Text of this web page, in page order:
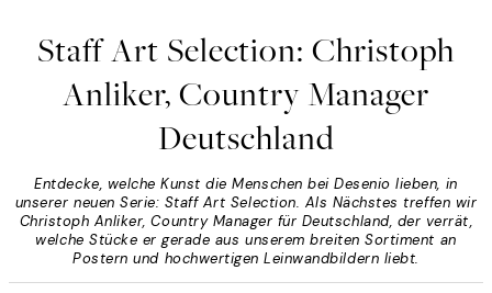
Staff Art Selection: Christoph
Anliker, Country Manager
Deutschland
Entdecke, welche Kunst die Menschen bei Desenio lieben, in
unserer neuen Serie: Staff Art Selection. Als Nächstes treffen wir
Christoph Anliker, Country Manager für Deutschland, der verrät,
welche Stücke er gerade aus unserem breiten Sortiment an
Postern und hochwertigen Leinwandbildern liebt.